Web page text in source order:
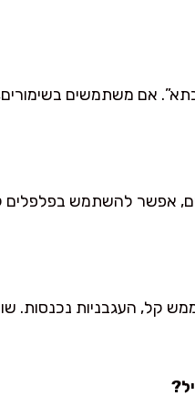
אם משתמשים בשימורים,
אפשר להשתמש בפלפלים
קל, העגבניות נכנסות.